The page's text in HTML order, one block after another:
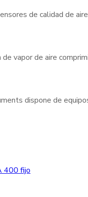
de calidad de
de vapor de aire
dispone de